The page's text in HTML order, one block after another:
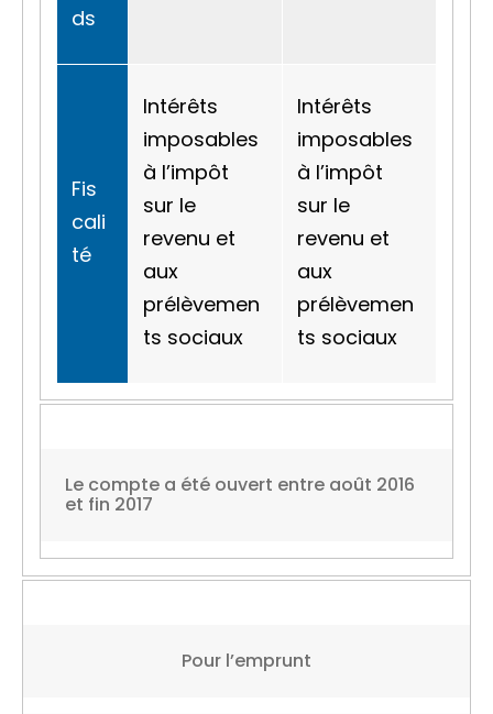
ds
Fis
cali
té
Intérêts
imposables
à l’impôt
sur le
revenu et
aux
prélèvemen
ts sociaux
Intérêts
imposables
à l’impôt
sur le
revenu et
aux
prélèvemen
ts sociaux
Le compte a été ouvert entre août 2016
et fin 2017
Pour l’emprunt